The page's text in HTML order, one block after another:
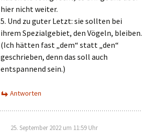
hier nicht weiter.
5. Und zu guter Letzt: sie sollten bei
ihrem Spezialgebiet, den Vögeln, bleiben.
(Ich hätten fast „dem“ statt „den“
geschrieben, denn das soll auch
entspannend sein.)
Antworten
25. September 2022 um 11:59 Uhr